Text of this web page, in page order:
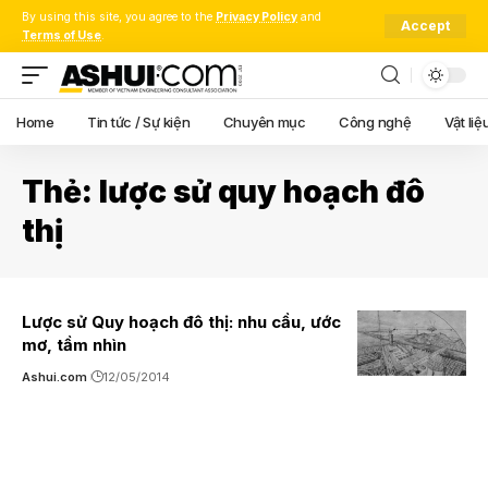
By using this site, you agree to the Privacy Policy and
Terms of Use.
Accept
Home Tin tức / Sự kiện Chuyên mục Công nghệ Vật
Thẻ: lược sử quy hoạch đô
thị
Lược sử Quy hoạch đô thị: nhu cầu, ước
mơ, tầm nhìn
Ashui.com 12/05/2014